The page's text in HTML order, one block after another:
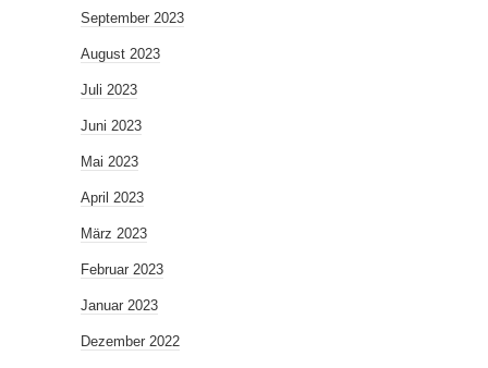
September 2023
August 2023
Juli 2023
Juni 2023
Mai 2023
April 2023
März 2023
Februar 2023
Januar 2023
Dezember 2022